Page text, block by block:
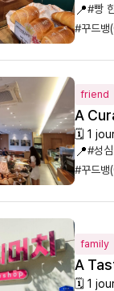
📍#빵
#꾸드
friend
A
🗓 1
📍#성
#꾸드
family
A
🗓 1